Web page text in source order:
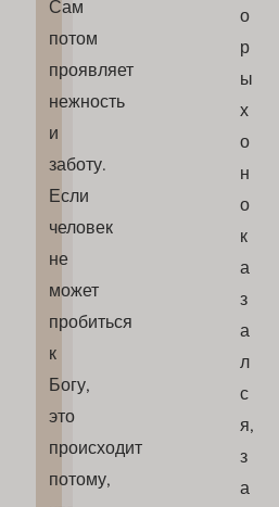
Сам
потом
проявляет
нежность
и
заботу.
Если
человек
не
может
пробиться
к
Богу,
это
происходит
потому,
о
р
ы
х
о
н
о
к
а
з
а
л
с
я,
з
а